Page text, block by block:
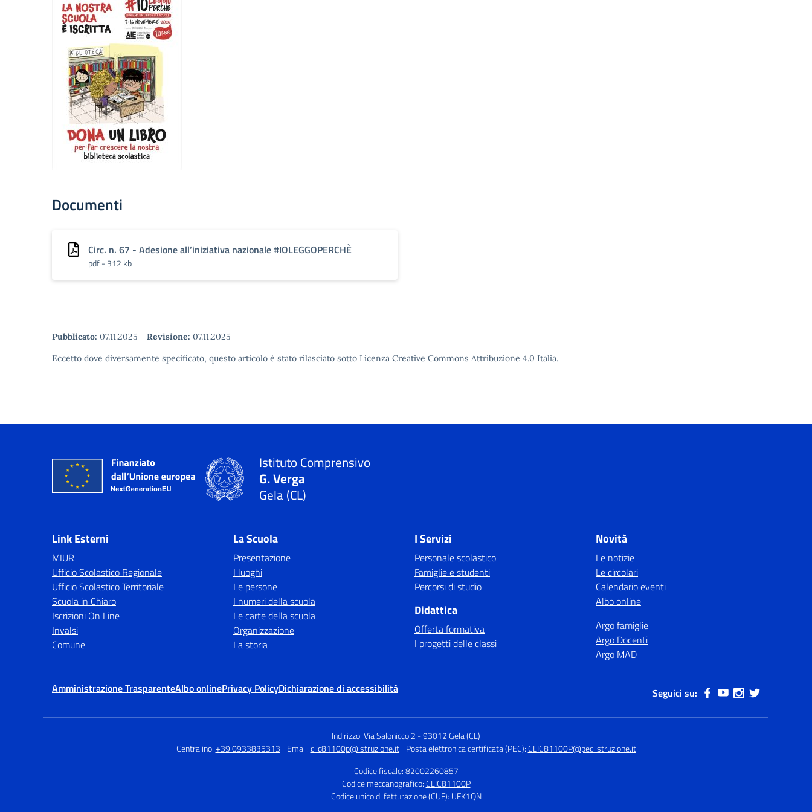
Documenti
Circ. n. 67 - Adesione all’iniziativa nazionale #IOLEGGOPERCHÈ
pdf - 312 kb
Pubblicato: 07.11.2025 - Revisione: 07.11.2025
Eccetto dove diversamente specificato, questo articolo è stato rilasciato sotto Licenza Creative Commons Attribuzione 4.0 Italia.
Istituto Comprensivo
G. Verga
Gela (CL)
Link Esterni
MIUR
Ufficio Scolastico Regionale
Ufficio Scolastico Territoriale
Scuola in Chiaro
Iscrizioni On Line
Invalsi
Comune
La Scuola
Presentazione
I luoghi
Le persone
I numeri della scuola
Le carte della scuola
Organizzazione
La storia
I Servizi
Personale scolastico
Famiglie e studenti
Percorsi di studio
Didattica
Offerta formativa
I progetti delle classi
Novità
Le notizie
Le circolari
Calendario eventi
Albo online
Argo famiglie
Argo Docenti
Argo MAD
Amministrazione TrasparenteAlbo onlinePrivacy PolicyDichiarazione di accessibilità Seguici su:
Indirizzo:Via Salonicco 2 - 93012 Gela (CL)
Centralino:+39 0933835313 Email:clic81100p@istruzione.it Posta elettronica certificata (PEC):CLIC81100P@pec.istruzione.it
Codice fiscale: 82002260857
Codice meccanografico:CLIC81100P
Codice unico di fatturazione (CUF): UFK1QN